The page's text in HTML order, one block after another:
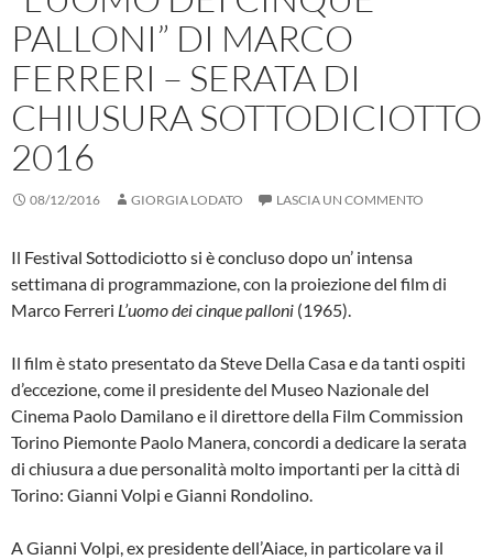
PALLONI” DI MARCO
FERRERI – SERATA DI
CHIUSURA SOTTODICIOTTO
2016
08/12/2016 GIORGIA LODATO LASCIA UN COMMENTO
Il Festival Sottodiciotto si è concluso dopo un’ intensa
settimana di programmazione, con la proiezione del film di
Marco Ferreri L’uomo dei cinque palloni (1965).
Il film è stato presentato da Steve Della Casa e da tanti ospiti
d’eccezione, come il presidente del Museo Nazionale del
Cinema Paolo Damilano e il direttore della Film Commission
Torino Piemonte Paolo Manera, concordi a dedicare la serata
di chiusura a due personalità molto importanti per la città di
Torino: Gianni Volpi e Gianni Rondolino.
A Gianni Volpi, ex presidente dell’Aiace, in particolare va il